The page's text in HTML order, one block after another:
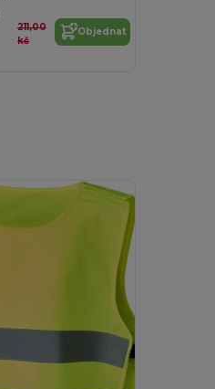
211,00
kč
Objednat